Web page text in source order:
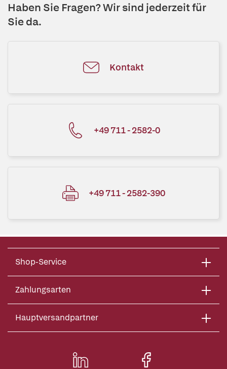
Haben Sie Fragen? Wir sind jederzeit für
Sie da.
Kontakt
+49 711 - 2582-0
+49 711 - 2582-390
Shop-Service
Zahlungsarten
Hauptversandpartner